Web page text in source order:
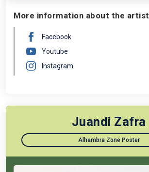
More information about the artist
Facebook
Youtube
Instagram
Juandi Zafra
Alhambra Zone Poster